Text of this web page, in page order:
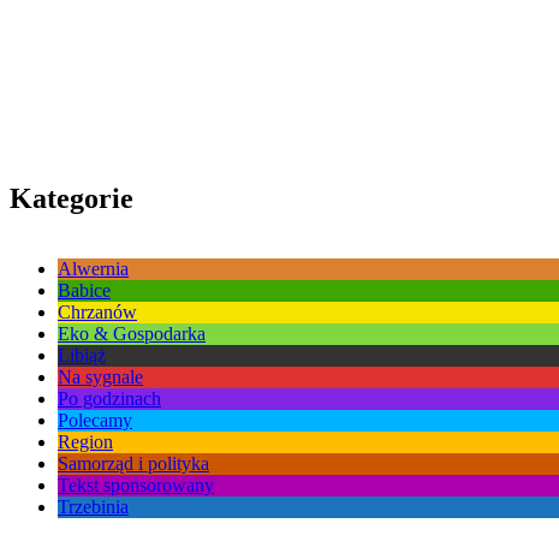
Kategorie
Alwernia
Babice
Chrzanów
Eko & Gospodarka
Libiąż
Na sygnale
Po godzinach
Polecamy
Region
Samorząd i polityka
Tekst sponsorowany
Trzebinia